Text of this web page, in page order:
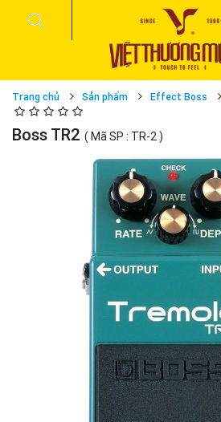
Trang chủ Sản phẩm Effect Boss
Boss TR2 ( Mã SP : TR-2 )